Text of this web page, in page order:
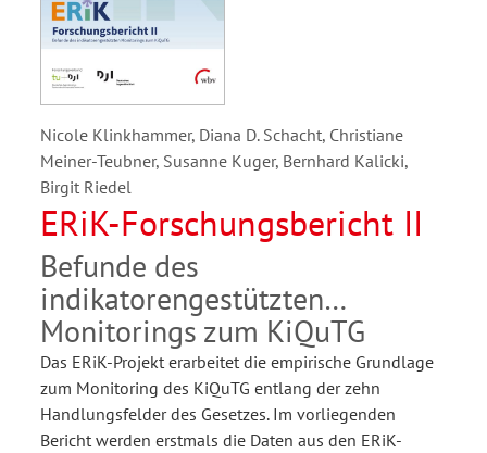
Nicole Klinkhammer, Diana D. Schacht, Christiane
Meiner-Teubner, Susanne Kuger, Bernhard Kalicki,
Birgit Riedel
ERiK-Forschungsbericht II
Befunde des
indikatorengestützten
Monitorings zum KiQuTG
Das ERiK-Projekt erarbeitet die empirische Grundlage
zum Monitoring des KiQuTG entlang der zehn
Handlungsfelder des Gesetzes. Im vorliegenden
Bericht werden erstmals die Daten aus den ERiK-